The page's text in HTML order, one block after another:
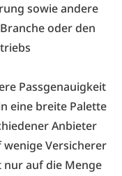
sowie andere
oder den
Passgenauigkeit
eine breite Palette
Anbieter
Versicherer
auf die Menge